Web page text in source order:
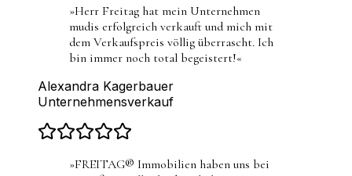
»Herr Freitag hat mein Unternehmen
mudis erfolgreich verkauft und mich mit
dem Verkaufspreis völlig überrascht. Ich
bin immer noch total begeistert!«
Alexandra Kagerbauer
Unternehmensverkauf
»FREITAG® Immobilien haben uns bei